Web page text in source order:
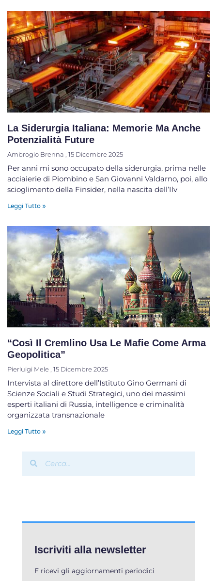
La Siderurgia Italiana: Memorie Ma Anche
Potenzialità Future
Ambrogio Brenna 15 Dicembre 2025
Per anni mi sono occupato della siderurgia, prima nelle
acciaierie di Piombino e San Giovanni Valdarno, poi, allo
scioglimento della Finsider, nella nascita dell’Ilv
Leggi Tutto »
“Così Il Cremlino Usa Le Mafie Come Arma
Geopolitica”
Pierluigi Mele 15 Dicembre 2025
Intervista al direttore dell’Istituto Gino Germani di
Scienze Sociali e Studi Strategici, uno dei massimi
esperti italiani di Russia, intelligence e criminalità
organizzata transnazionale
Leggi Tutto »
Iscriviti alla newsletter
E ricevi gli aggiornamenti periodici